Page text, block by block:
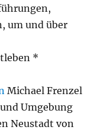
um und über
*
Michael Frenzel
Umgebung
Neustadt von